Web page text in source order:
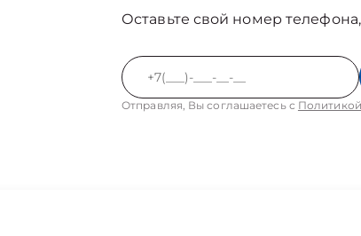
Оставьте свой номер
Отправляя, Вы соглашаетесь с